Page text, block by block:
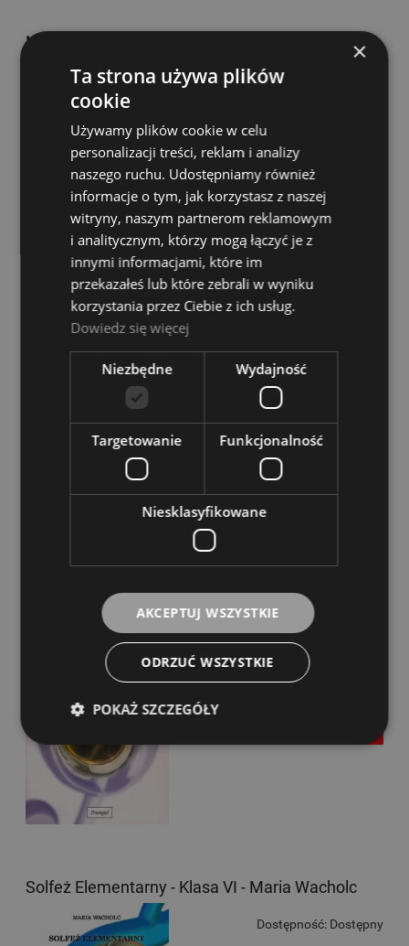
Nasza Muzyka 5 EUTERPE
Dostępność:
DO KOSZYKA
Nowy Solfeż Stachak, Florek, Tomera-Chmiel
EUTERPE
Dostępność:
DO KOSZYKA
Solfeż Elementarny - Klasa III - Maria Wacholc
Dostępność:
Solfeż Elementarny - Klasa VI - Maria Wacholc
Dostępność: Dostępny
×
Ta strona używa plików
cookie
Używamy plików cookie w celu
personalizacji treści, reklam i analizy
naszego ruchu. Udostępniamy również
informacje o tym, jak korzystasz z naszej
witryny, naszym partnerom reklamowym
i analitycznym, którzy mogą łączyć je z
innymi informacjami, które im
przekazałeś lub które zebrali w wyniku
korzystania przez Ciebie z ich usług.
Dowiedz się więcej
Niezbędne Wydajność
Targetowanie Funkcjonalność
Niesklasyfikowane
AKCEPTUJ WSZYSTKIE
ODRZUĆ WSZYSTKIE
POKAŻ SZCZEGÓŁY